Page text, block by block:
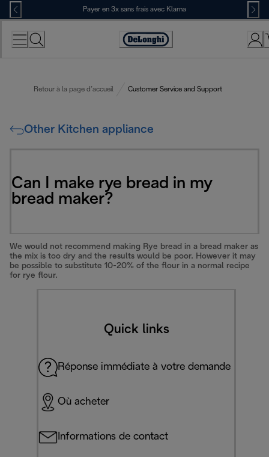
Skip
to
Content
Payer en 3x sans frais avec Klarna
Déclaration
Retour à la page d’accueil Customer Service and Support
Other Kitchen appliance
Can I make rye bread in my
bread maker?
We would not recommend making Rye bread in a bread maker as
the mix is too dry and the results would be poor. However it may
be possible to substitute 10-20% of the flour in a normal recipe
for rye flour.
Quick links
Réponse immédiate à votre demande
Où acheter
Informations de contact